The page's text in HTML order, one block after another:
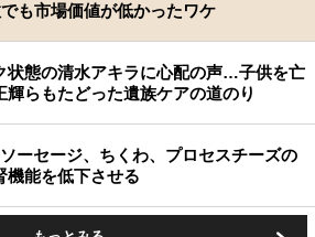
も市場価値が低かったワケ
状態の清水アキラに心配の声…子供を亡
輝らもたどった遺族ケアの道のり
ーセージ、ちくわ、プロセスチーズの
機能を低下させる